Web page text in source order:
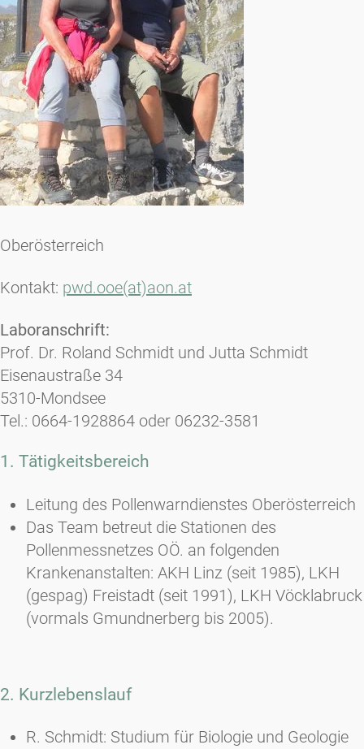
Oberösterreich
Kontakt: pwd.ooe(at)aon.at
Laboranschrift:
Prof. Dr. Roland Schmidt und Jutta Schmidt
Eisenaustraße 34
5310-Mondsee
Tel.: 0664-1928864 oder 06232-3581
1. Tätigkeitsbereich
Leitung des Pollenwarndienstes Oberösterreich
Das Team betreut die Stationen des
Pollenmessnetzes OÖ. an folgenden
Krankenanstalten: AKH Linz (seit 1985), LKH
(gespag) Freistadt (seit 1991), LKH Vöcklabruck
(vormals Gmundnerberg bis 2005).
2. Kurzlebenslauf
R. Schmidt: Studium für Biologie und Geologie